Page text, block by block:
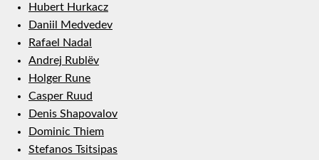
Hubert Hurkacz
Daniil Medvedev
Rafael Nadal
Andrej Rublëv
Holger Rune
Casper Ruud
Denis Shapovalov
Dominic Thiem
Stefanos Tsitsipas